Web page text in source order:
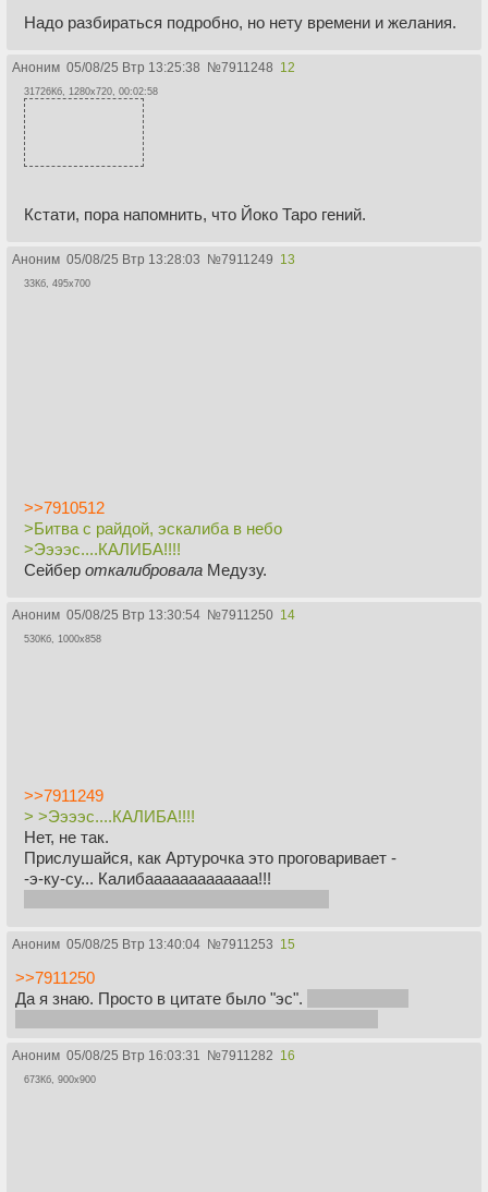
Надо разбираться подробно, но нету времени и желания.
Аноним 05/08/25 Втр 13:25:38 №7911248 12
31726Кб, 1280x720, 00:02:58
Кстати, пора напомнить, что Йоко Таро гений.
Аноним 05/08/25 Втр 13:28:03 №7911249 13
33Кб, 495x700
>>7910512
>Битва с райдой, эскалиба в небо
>Ээээс....КАЛИБА!!!!
Сейбер откалибровала Медузу.
Аноним 05/08/25 Втр 13:30:54 №7911250 14
530Кб, 1000x858
>>7911249
> >Ээээс....КАЛИБА!!!!
Нет, не так.
Прислушайся, как Артурочка это проговаривает -
-э-ку-су... Калибааааааааааааа!!!
Аноним 05/08/25 Втр 13:40:04 №7911253 15
>>7911250
Да я знаю. Просто в цитате было "эс".
Аноним 05/08/25 Втр 16:03:31 №7911282 16
673Кб, 900x900